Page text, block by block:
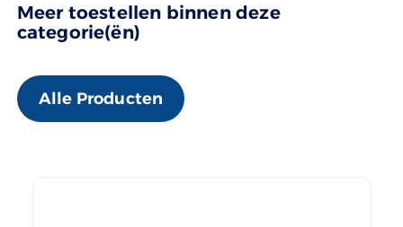
Meer toestellen binnen deze
categorie(ën)
Alle Producten